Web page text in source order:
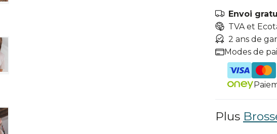
Envoi
TVA et
2 ans de
Modes de
Plus